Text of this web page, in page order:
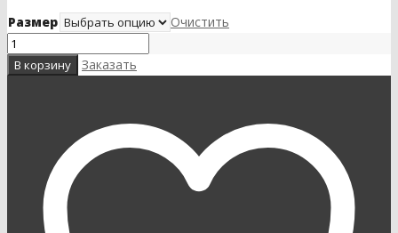
Размер Очистить
В корзину Заказать